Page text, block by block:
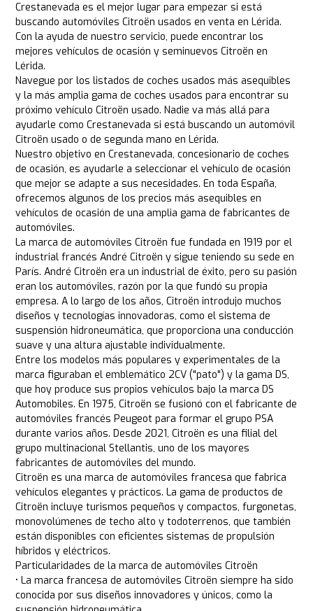
Crestanevada es el mejor lugar para empezar si está
buscando automóviles Citroën usados en venta en Lérida.
Con la ayuda de nuestro servicio, puede encontrar los
mejores vehículos de ocasión y seminuevos Citroën en
Lérida.
Navegue por los listados de coches usados más asequibles
y la más amplia gama de coches usados para encontrar su
próximo vehículo Citroën usado. Nadie va más allá para
ayudarle como Crestanevada si está buscando un automóvil
Citroën usado o de segunda mano en Lérida.
Nuestro objetivo en Crestanevada, concesionario de coches
de ocasión, es ayudarle a seleccionar el vehículo de ocasión
que mejor se adapte a sus necesidades. En toda España,
ofrecemos algunos de los precios más asequibles en
vehículos de ocasión de una amplia gama de fabricantes de
automóviles.
La marca de automóviles Citroën fue fundada en 1919 por el
industrial francés André Citroën y sigue teniendo su sede en
París. André Citroën era un industrial de éxito, pero su pasión
eran los automóviles, razón por la que fundó su propia
empresa. A lo largo de los años, Citroën introdujo muchos
diseños y tecnologías innovadoras, como el sistema de
suspensión hidroneumática, que proporciona una conducción
suave y una altura ajustable individualmente.
Entre los modelos más populares y experimentales de la
marca figuraban el emblemático 2CV ("pato") y la gama DS,
que hoy produce sus propios vehículos bajo la marca DS
Automobiles. En 1975, Citroën se fusionó con el fabricante de
automóviles francés Peugeot para formar el grupo PSA
durante varios años. Desde 2021, Citroën es una filial del
grupo multinacional Stellantis, uno de los mayores
fabricantes de automóviles del mundo.
Citroën es una marca de automóviles francesa que fabrica
vehículos elegantes y prácticos. La gama de productos de
Citroën incluye turismos pequeños y compactos, furgonetas,
monovolúmenes de techo alto y todoterrenos, que también
están disponibles con eficientes sistemas de propulsión
híbridos y eléctricos.
Particularidades de la marca de automóviles Citroën
• La marca francesa de automóviles Citroën siempre ha sido
conocida por sus diseños innovadores y únicos, como la